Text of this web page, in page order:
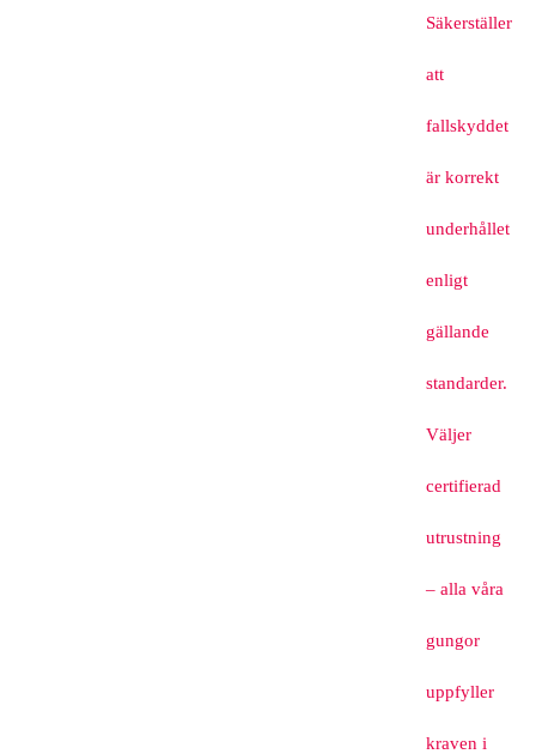
Säkerställer
att
fallskyddet
är korrekt
underhållet
enligt
gällande
standarder.
Väljer
certifierad
utrustning
– alla våra
gungor
uppfyller
kraven i